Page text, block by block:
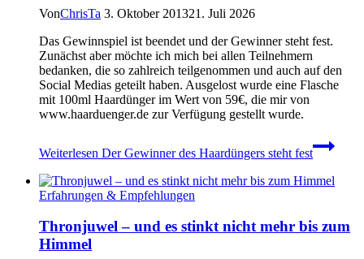
VonChrisTa 3. Oktober 201321. Juli 2026
Das Gewinnspiel ist beendet und der Gewinner steht fest.
Zunächst aber möchte ich mich bei allen Teilnehmern
bedanken, die so zahlreich teilgenommen und auch auf den
Social Medias geteilt haben. Ausgelost wurde eine Flasche
mit 100ml Haardünger im Wert von 59€, die mir von
www.haarduenger.de zur Verfügung gestellt wurde.
Weiterlesen Der Gewinner des Haardüngers steht fest
Erfahrungen & Empfehlungen
Thronjuwel – und es stinkt nicht mehr bis zum
Himmel